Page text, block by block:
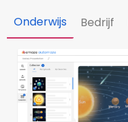
Onderwijs Bedrijf